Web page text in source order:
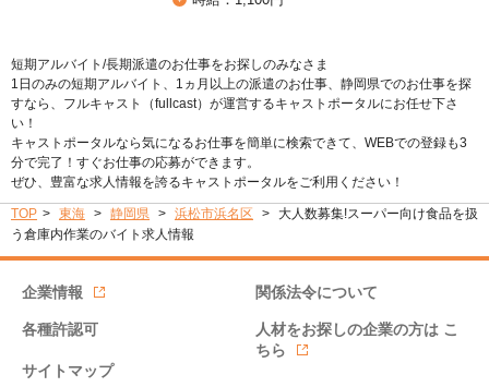
短期アルバイト/長期派遣のお仕事をお探しのみなさま
1日のみの短期アルバイト、1ヵ月以上の派遣のお仕事、静岡県でのお仕事を探
すなら、フルキャスト（fullcast）が運営するキャストポータルにお任せ下さ
い！
キャストポータルなら気になるお仕事を簡単に検索できて、WEBでの登録も3
分で完了！すぐお仕事の応募ができます。
ぜひ、豊富な求人情報を誇るキャストポータルをご利用ください！
TOP 東海 静岡県 浜松市浜名区
大人数募集!スーパー向け食品を扱
う倉庫内作業のバイト求人情報
企業情報 関係法令について
各種許認可 人材をお探しの企業の方は こ
ちら
サイトマップ